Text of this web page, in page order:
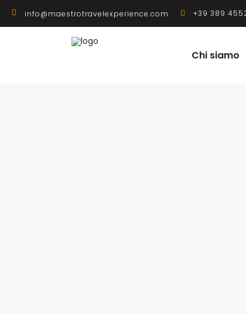
info@maestrotravelexperience.com +39 389
Chi siamo